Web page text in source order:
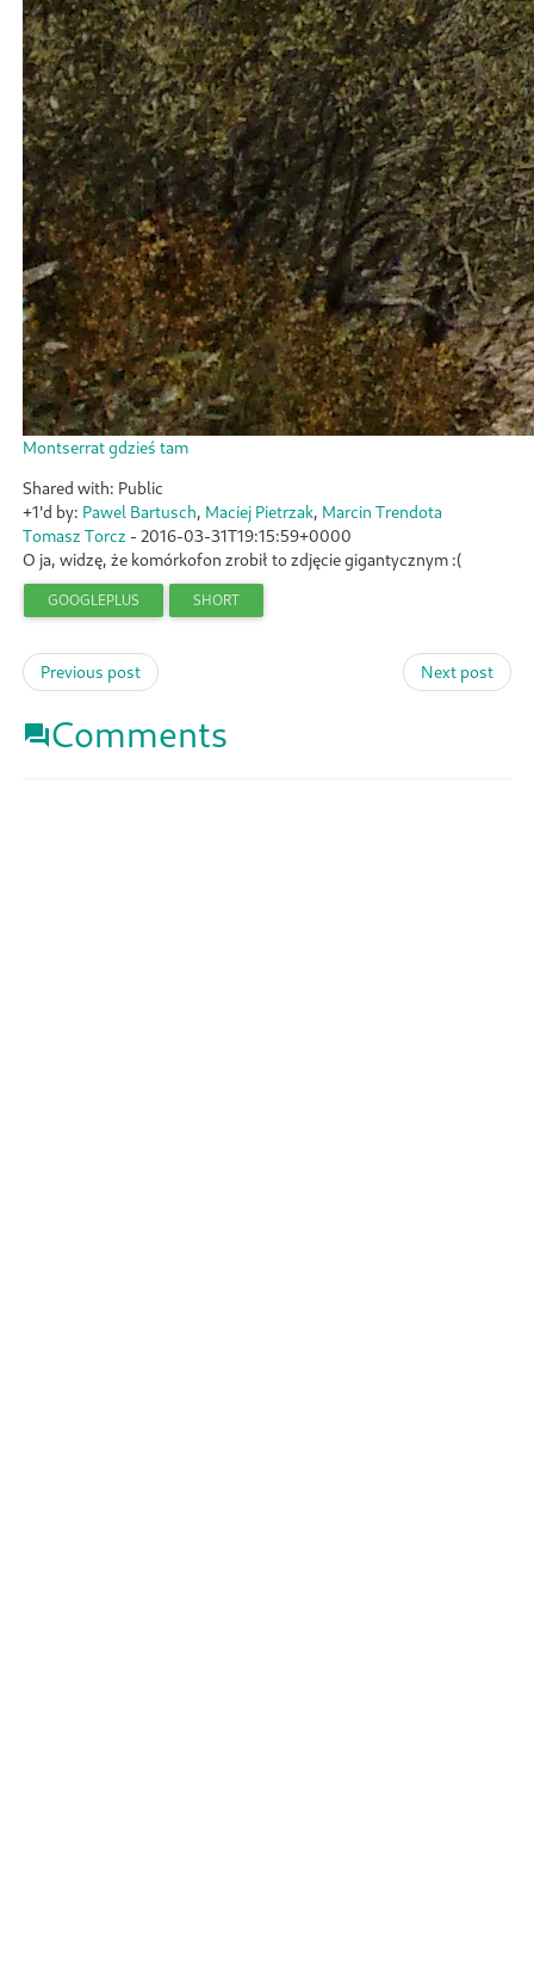
Montserrat gdzieś tam
Shared with: Public
+1'd by: Pawel Bartusch, Maciej Pietrzak, Marcin Trendota
Tomasz Torcz - 2016-03-31T19:15:59+0000
O ja, widzę, że komórkofon zrobił to zdjęcie gigantycznym :(
GOOGLEPLUS SHORT
Previous post Next post
Comments